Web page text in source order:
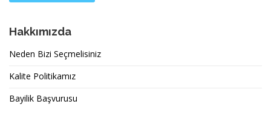
Hakkımızda
Neden Bizi Seçmelisiniz
Kalite Politikamız
Bayilik Başvurusu